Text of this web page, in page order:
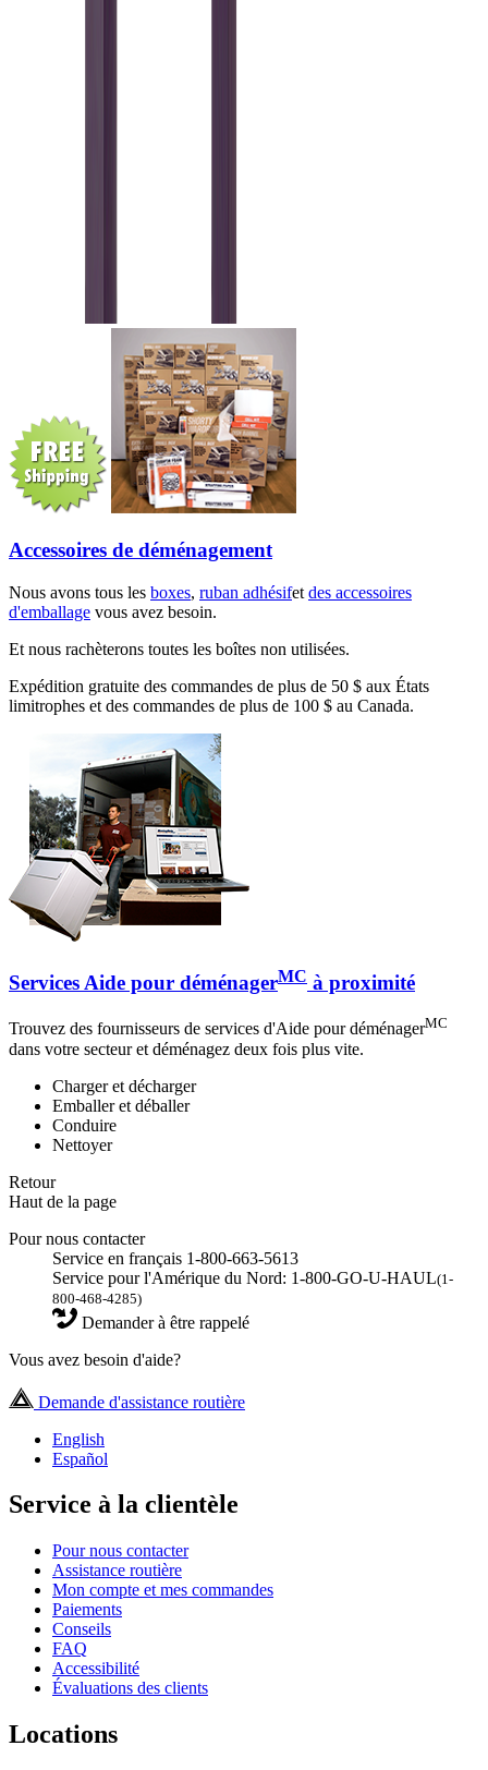
Accessoires de déménagement
Nous avons tous les boxes, ruban adhésifet des accessoires
d'emballage vous avez besoin.
Et nous rachèterons toutes les boîtes non utilisées.
Expédition gratuite des commandes de plus de 50 $ aux États
limitrophes et des commandes de plus de 100 $ au Canada.
Services Aide pour déménagerMC à proximité
Trouvez des fournisseurs de services d'Aide pour déménagerMC
dans votre secteur et déménagez deux fois plus vite.
Charger et décharger
Emballer et déballer
Conduire
Nettoyer
Retour
Haut de la page
Pour nous contacter
Service en français 1-800-663-5613
Service pour l'Amérique du Nord: 1-800-GO-U-HAUL(1-
800-468-4285)
Demander à être rappelé
Vous avez besoin d'aide?
Demande d'assistance routière
English
Español
Service à la clientèle
Pour nous contacter
Assistance routière
Mon compte et mes commandes
Paiements
Conseils
FAQ
Accessibilité
Évaluations des clients
Locations